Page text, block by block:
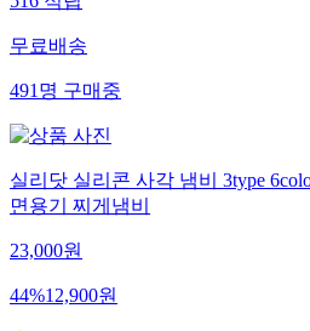
516적립
무료배송
491명구매중
실리닷 실리콘 사각 냄비 3type
면용기 찌게냄비
23,000원
44%12,900원